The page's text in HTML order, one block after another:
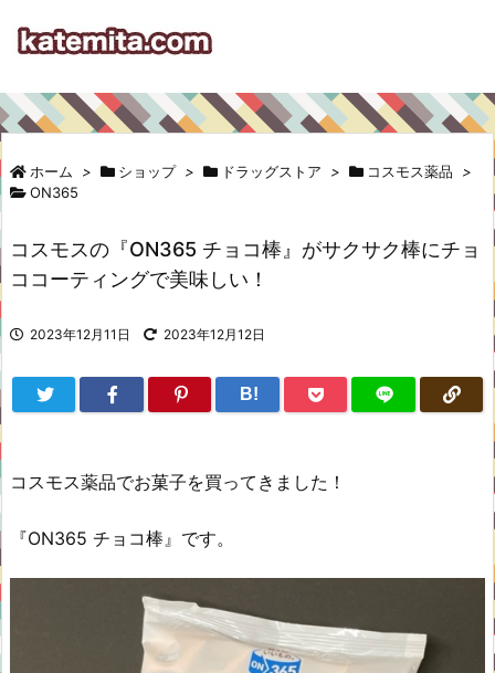
ホーム > ショップ > ドラッグストア > コスモス薬品
>
ON365
コスモスの『ON365 チョコ棒』がサクサク棒にチョ
ココーティングで美味しい！
2023年12月11日 2023年12月12日
B!
コスモス薬品でお菓子を買ってきました！
『ON365 チョコ棒』です。